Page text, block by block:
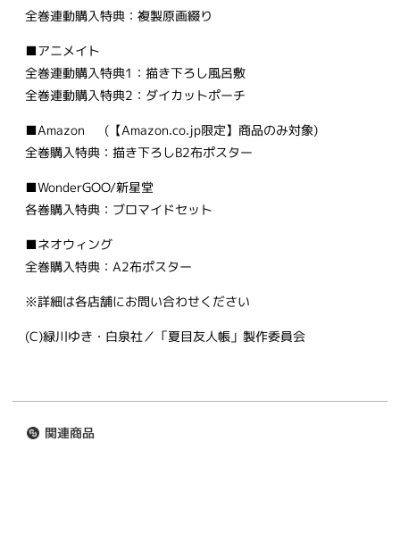
全巻連動購入特典：複製原画綴り
■アニメイト
全巻連動購入特典1：描き下ろし風呂敷
全巻連動購入特典2：ダイカットポーチ
■Amazon (【Amazon.co.jp限定】商品のみ対象)
全巻購入特典：描き下ろしB2布ポスター
■WonderGOO/新星堂
各巻購入特典：ブロマイドセット
■ネオウィング
全巻購入特典：A2布ポスター
※詳細は各店舗にお問い合わせください
(C)緑川ゆき・白泉社／「夏目友人帳」製作委員会
関連商品